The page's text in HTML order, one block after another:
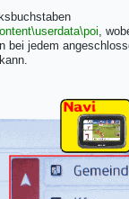
,
bei jedem